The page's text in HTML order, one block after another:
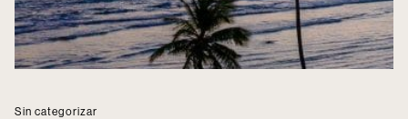
Sin categorizar